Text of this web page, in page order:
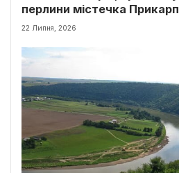
перлини містечка
22 Липня, 2026